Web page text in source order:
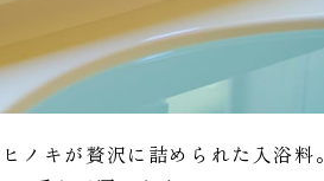
ノキが贅沢に詰められた入浴料。